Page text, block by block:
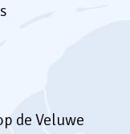
de Veluwe